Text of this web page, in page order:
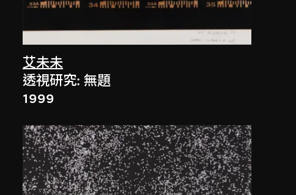
艾未未
透視研究: 無題
1999